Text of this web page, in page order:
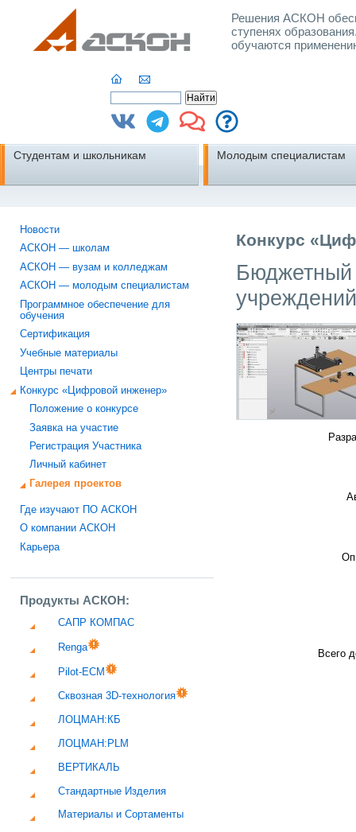
Решения АСКОН
ступенях
обучаются
Студентам и школьникам Молодым специалистам
Новости
АСКОН — школам
АСКОН — вузам и колледжам
АСКОН — молодым специалистам
Программное обеспечение для
обучения
Сертификация
Учебные материалы
Центры печати
Конкурс «Цифровой инженер»
Положение о конкурсе
Заявка на участие
Регистрация Участника
Личный кабинет
Галерея проектов
Где изучают ПО АСКОН
О компании АСКОН
Карьера
Продукты АСКОН:
САПР КОМПАС
Renga
Pilot-ECM
Сквозная 3D-технология
ЛОЦМАН:КБ
ЛОЦМАН:PLM
ВЕРТИКАЛЬ
Стандартные Изделия
Материалы и Сортаменты
Конкурс
Бюджетный
Всего